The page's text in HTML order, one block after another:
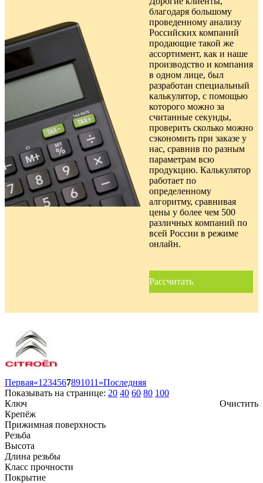
благодаря большому
проведенному анализу
Российских компаний
продающие такой же
ассортимент, как и наше
производство и компания
в одном лице, был
разработан специальный
калькулятор, с помощью
которого можно за
считанные секунды,
проверить сколько можно
сэкономить при заказе у
нас, сравнив по разным
параметрам всю
продукцию. Калькулятор
работает по
определенному
алгоритму, сравнивая
цены у более чем 500
различных компаний по
всей России в режиме
онлайн.
Рассчитать
Первая«1 234567891011 »Последняя
Показывать на странице: 20 40 60 80 100
Очистить
Ключ
Крепёж
Прижимная поверхность
Резьба
Высота
Длина резьбы
Класс прочности
Покрытие